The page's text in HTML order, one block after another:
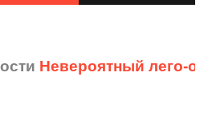
Невероятный лего-